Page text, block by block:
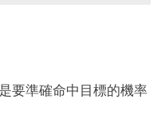
要準確命中目標的機率